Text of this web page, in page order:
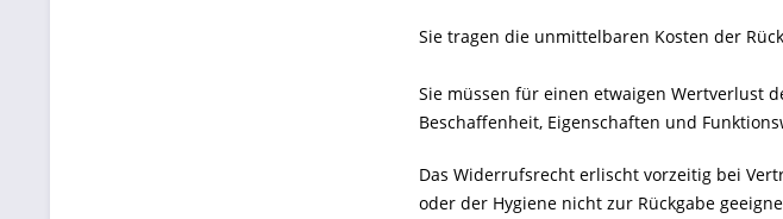
Sie tragen die unmittelbaren Kosten der
Sie müssen für einen etwaigen Wertverlust
Beschaffenheit, Eigenschaften und
Das Widerrufsrecht erlischt vorzeitig bei
oder der Hygiene nicht zur Rückgabe